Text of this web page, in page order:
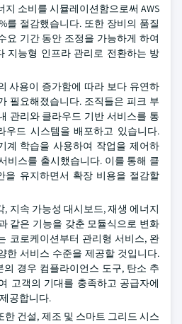
소비를 시뮬레이션함으로써 AWS
를 절감했습니다. 또한 장비의 품질
요 기간 동안 조정을 가능하게 하여
지능형 인프라 관리로 전환하는 방
사용이 증가함에 따라 보다 유연하
필요해졌습니다. 조직들은 피크 부
관리와 클라우드 기반 서비스를 통
우드 시스템을 배포하고 있습니다.
계 학습을 사용하여 작업을 제어하
비스를 출시했습니다. 이를 통해 클
을 유지하면서 확장 비용을 절감할
지속 가능성 대시보드, 재생 에너지
같은 기능을 갖춘 모듈식으로 변화
코로케이션부터 관리형 서비스, 완
한 서비스 수준을 제공할 것입니다.
경우 컴플라이언스 도구, 탄소 추
고객의 기대를 충족하고 공급자에
공합니다.
건설, 제조 및 스마트 그리드 시스